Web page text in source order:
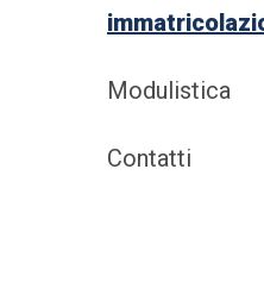
Modulistica
Contatti